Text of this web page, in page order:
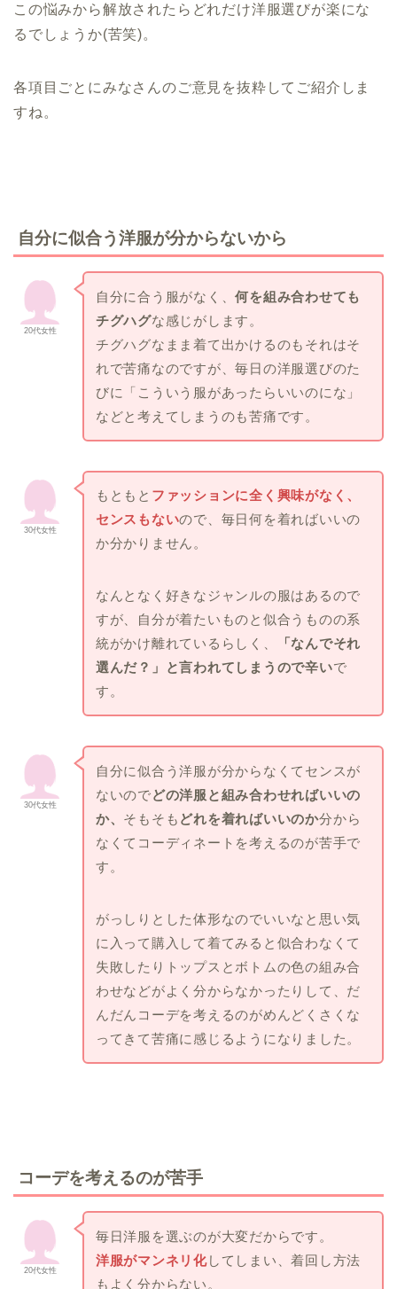
この悩みから解放されたらどれだけ洋服選びが楽にな
るでしょうか(苦笑)。
各項目ごとにみなさんのご意見を抜粋してご紹介しま
すね。
自分に似合う洋服が分からないから
20代女性
自分に合う服がなく、何を組み合わせても
チグハグな感じがします。
チグハグなまま着て出かけるのもそれはそ
れで苦痛なのですが、毎日の洋服選びのた
びに「こういう服があったらいいのにな」
などと考えてしまうのも苦痛です。
30代女性
もともと ファッションに全く興味がなく、
センスもないので、毎日何を着ればいいの
か分かりません。
なんとなく好きなジャンルの服はあるので
すが、自分が着たいものと似合うものの系
統がかけ離れているらしく、
「なんでそれ
選んだ？」と言われてしまうので辛いで
す。
30代女性
自分に似合う洋服が分からなくてセンスが
ないのでどの洋服と組み合わせればいいの
か、 そもそも どれを着ればいいのか分から
なくてコーディネートを考えるのが苦手で
す。
がっしりとした体形なのでいいなと思い気
に入って購入して着てみると似合わなくて
失敗したりトップスとボトムの色の組み合
わせなどがよく分からなかったりして、だ
んだんコーデを考えるのがめんどくさくな
ってきて苦痛に感じるようになりました。
コーデを考えるのが苦手
20代女性
毎日洋服を選ぶのが大変だからです。
洋服がマンネリ化してしまい、着回し方法
もよく分からない。